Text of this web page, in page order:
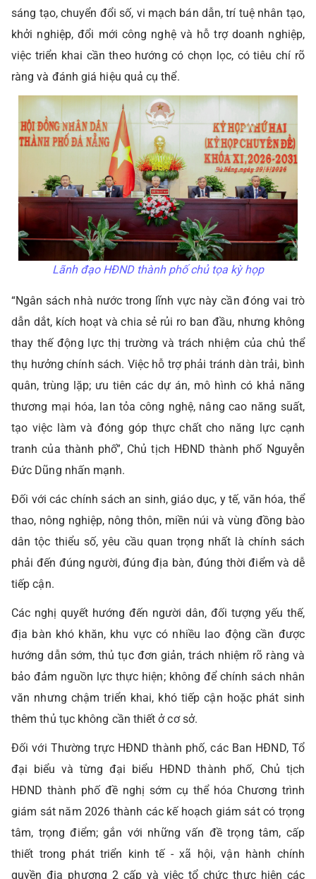
sáng tạo, chuyển đổi số, vi mạch bán dẫn, trí tuệ nhân tạo,
khởi nghiệp, đổi mới công nghệ và hỗ trợ doanh nghiệp,
việc triển khai cần theo hướng có chọn lọc, có tiêu chí rõ
ràng và đánh giá hiệu quả cụ thể.
Lãnh đạo HĐND thành phố chủ tọa kỳ họp
“Ngân sách nhà nước trong lĩnh vực này cần đóng vai trò
dẫn dắt, kích hoạt và chia sẻ rủi ro ban đầu, nhưng không
thay thế động lực thị trường và trách nhiệm của chủ thể
thụ hưởng chính sách. Việc hỗ trợ phải tránh dàn trải, bình
quân, trùng lặp; ưu tiên các dự án, mô hình có khả năng
thương mại hóa, lan tỏa công nghệ, nâng cao năng suất,
tạo việc làm và đóng góp thực chất cho năng lực cạnh
tranh của thành phố”, Chủ tịch HĐND thành phố Nguyễn
Đức Dũng nhấn mạnh.
Đối với các chính sách an sinh, giáo dục, y tế, văn hóa, thể
thao, nông nghiệp, nông thôn, miền núi và vùng đồng bào
dân tộc thiểu số, yêu cầu quan trọng nhất là chính sách
phải đến đúng người, đúng địa bàn, đúng thời điểm và dễ
tiếp cận.
Các nghị quyết hướng đến người dân, đối tượng yếu thế,
địa bàn khó khăn, khu vực có nhiều lao động cần được
hướng dẫn sớm, thủ tục đơn giản, trách nhiệm rõ ràng và
bảo đảm nguồn lực thực hiện; không để chính sách nhân
văn nhưng chậm triển khai, khó tiếp cận hoặc phát sinh
thêm thủ tục không cần thiết ở cơ sở.
Đối với Thường trực HĐND thành phố, các Ban HĐND, Tổ
đại biểu và từng đại biểu HĐND thành phố, Chủ tịch
HĐND thành phố đề nghị sớm cụ thể hóa Chương trình
giám sát năm 2026 thành các kế hoạch giám sát có trọng
tâm, trọng điểm; gắn với những vấn đề trọng tâm, cấp
thiết trong phát triển kinh tế - xã hội, vận hành chính
quyền địa phương 2 cấp và việc tổ chức thực hiện các